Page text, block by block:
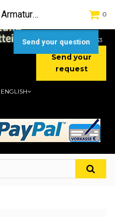
[+49] (0) 2232-5205
[+49] (0) 177 / 4080033
Send your
request
0
ENGLISH
Abdeckung Tachoabdeckung Armaturenbrett Cockpit Verkleidung Mazda 3 BP4K55421
Send your question